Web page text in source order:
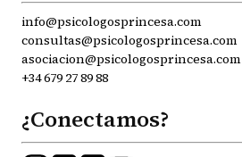
info@psicologosprincesa.com
consultas@psicologosprincesa.com
asociacion@psicologosprincesa.com
+34 679 27 89 88
¿Conectamos?